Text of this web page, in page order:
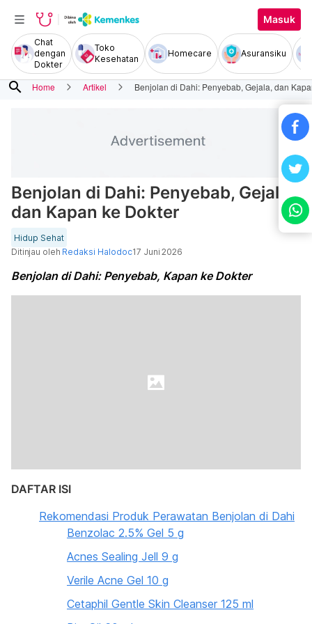
Masuk
Chat
dengan
Dokter
Toko
Kesehatan
Homecare Asuransiku
search Home Artikel Benjolan di Dahi: Penyebab, Gejala, dan
Benjolan di Dahi: Penyebab, Gejala,
dan Kapan ke Dokter
Hidup Sehat
Ditinjau oleh Redaksi Halodoc17 Juni 2026
Benjolan di Dahi: Penyebab, Kapan ke Dokter
DAFTAR ISI
Rekomendasi Produk Perawatan Benjolan di Dahi
Benzolac 2.5% Gel 5 g
Acnes Sealing Jell 9 g
Verile Acne Gel 10 g
Cetaphil Gentle Skin Cleanser 125 ml